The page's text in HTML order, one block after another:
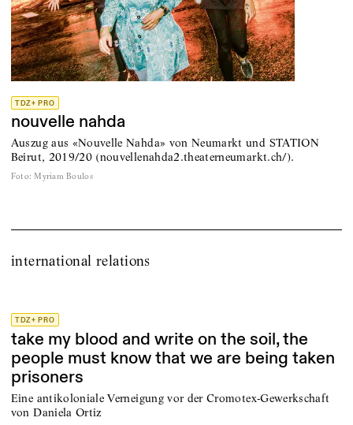
TDZ+ PRO
nouvelle nahda
Auszug aus «Nouvelle Nahda» von Neumarkt und STATION
Beirut, 2019/20 (nouvellenahda2.theaterneumarkt.ch/).
Foto: Myriam Boulos
international relations
TDZ+ PRO
take my blood and write on the soil, the
people must know that we are being taken
prisoners
Eine antikoloniale Verneigung vor der Cromotex-Gewerkschaft
von Daniela Ortiz